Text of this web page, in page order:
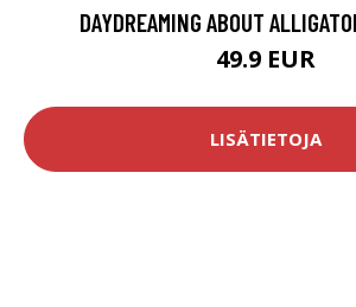
DAYDREAMING ABOUT
49.9 EUR
LISÄTIETOJA